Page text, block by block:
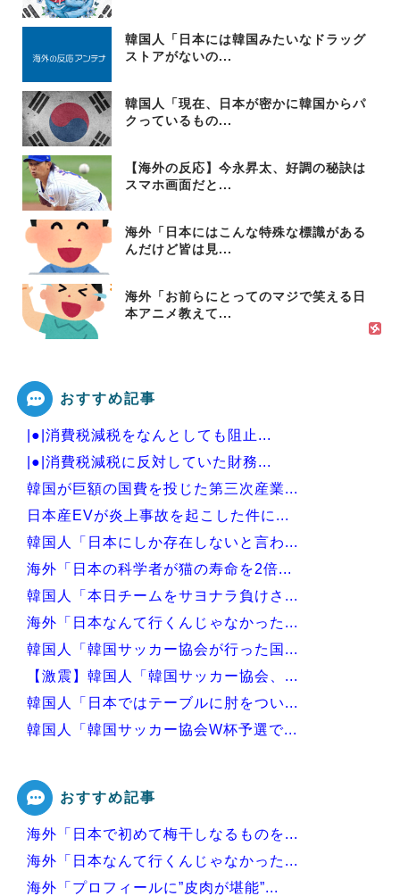
韓国人「日本には韓国みたいなドラッグ
ストアがないの...
韓国人「現在、日本が密かに韓国からパ
クっているもの...
【海外の反応】今永昇太、好調の秘訣は
スマホ画面だと...
海外「日本にはこんな特殊な標識がある
んだけど皆は見...
海外「お前らにとってのマジで笑える日
本アニメ教えて...
おすすめ記事
|●|消費税減税をなんとしても阻止...
|●|消費税減税に反対していた財務...
韓国が巨額の国費を投じた第三次産業...
日本産EVが炎上事故を起こした件に...
韓国人「日本にしか存在しないと言わ...
海外「日本の科学者が猫の寿命を2倍...
韓国人「本日チームをサヨナラ負けさ...
海外「日本なんて行くんじゃなかった...
韓国人「韓国サッカー協会が行った国...
【激震】韓国人「韓国サッカー協会、...
韓国人「日本ではテーブルに肘をつい...
韓国人「韓国サッカー協会W杯予選で...
Powered by livedoor 相互RSS
おすすめ記事
海外「日本で初めて梅干しなるものを...
海外「日本なんて行くんじゃなかった...
海外「プロフィールに”皮肉が堪能”...